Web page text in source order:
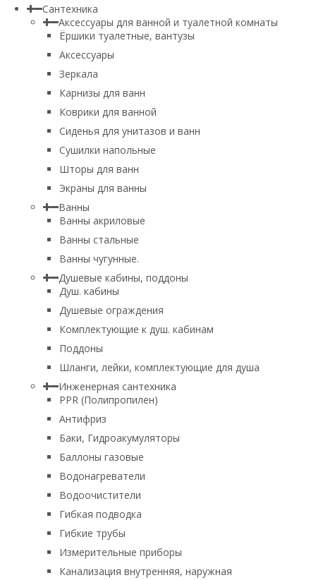
Сантехника
Аксессуары для ванной и туалетной комнаты
Ёршики туалетные, вантузы
Аксессуары
Зеркала
Карнизы для ванн
Коврики для ванной
Сиденья для унитазов и ванн
Сушилки напольные
Шторы для ванн
Экраны для ванны
Ванны
Ванны акриловые
Ванны стальные
Ванны чугунные.
Душевые кабины, поддоны
Душ. кабины
Душевые ограждения
Комплектующие к душ. кабинам
Поддоны
Шланги, лейки, комплектующие для душа
Инженерная сантехника
PPR (Полипропилен)
Антифриз
Баки, Гидроакумуляторы
Баллоны газовые
Водонагреватели
Водоочистители
Гибкая подводка
Гибкие трубы
Измерительные приборы
Канализация внутренняя, наружная